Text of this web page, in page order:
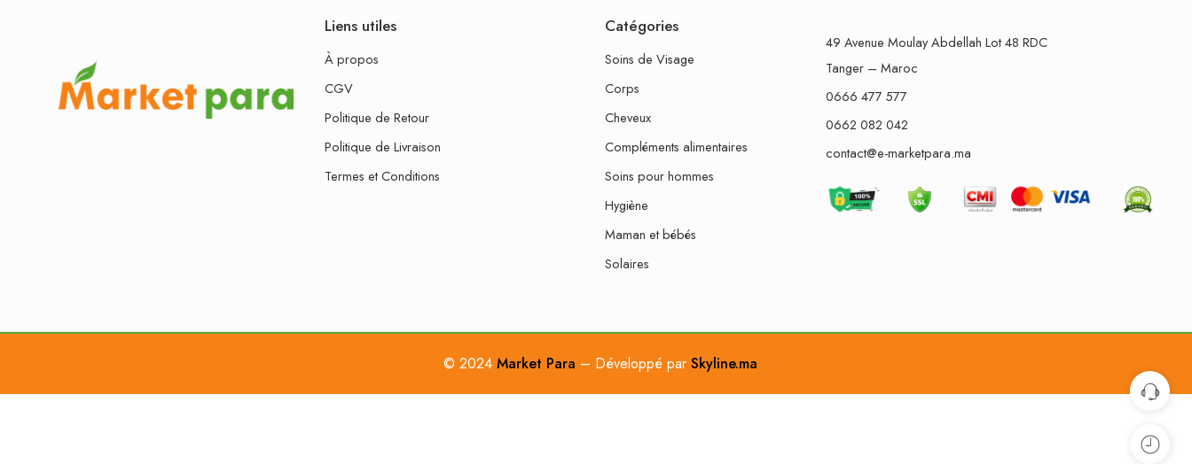
Liens utiles
À propos
CGV
Politique de Retour
Politique de Livraison
Termes et Conditions
Catégories
Soins de Visage
Corps
Cheveux
Compléments alimentaires
Soins pour hommes
Hygiène
Maman et bébés
Solaires
49 Avenue Moulay Abdellah Lot 48 RDC
Tanger – Maroc
0666 477 577
0662 082 042
contact@e-marketpara.ma
© 2024 Market Para – Développé par Skyline.ma